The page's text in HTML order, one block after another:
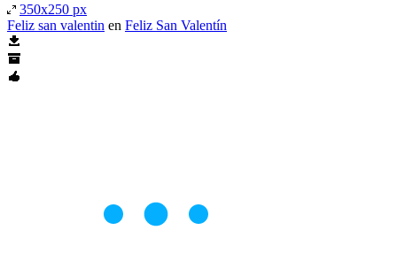
350x250 px
Feliz san valentin en Feliz San Valentín